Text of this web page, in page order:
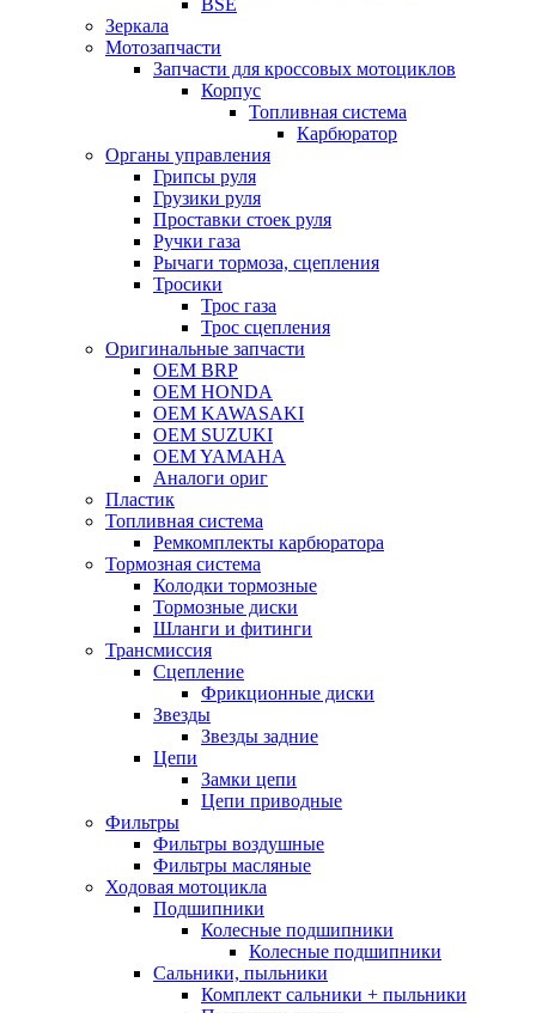
BSE
Зеркала
Мотозапчасти
Запчасти для кроссовых мотоциклов
Корпус
Топливная система
Карбюратор
Органы управления
Грипсы руля
Грузики руля
Проставки стоек руля
Ручки газа
Рычаги тормоза, сцепления
Тросики
Трос газа
Трос сцепления
Оригинальные запчасти
OEM BRP
OEM HONDA
OEM KAWASAKI
OEM SUZUKI
OEM YAMAHA
Аналоги ориг
Пластик
Топливная система
Ремкомплекты карбюратора
Тормозная система
Колодки тормозные
Тормозные диски
Шланги и фитинги
Трансмиссия
Cцепление
Фрикционные диски
Звезды
Звезды задние
Цепи
Замки цепи
Цепи приводные
Фильтры
Фильтры воздушные
Фильтры масляные
Ходовая мотоцикла
Подшипники
Колесные подшипники
Колесные подшипники
Сальники, пыльники
Комплект сальники + пыльники